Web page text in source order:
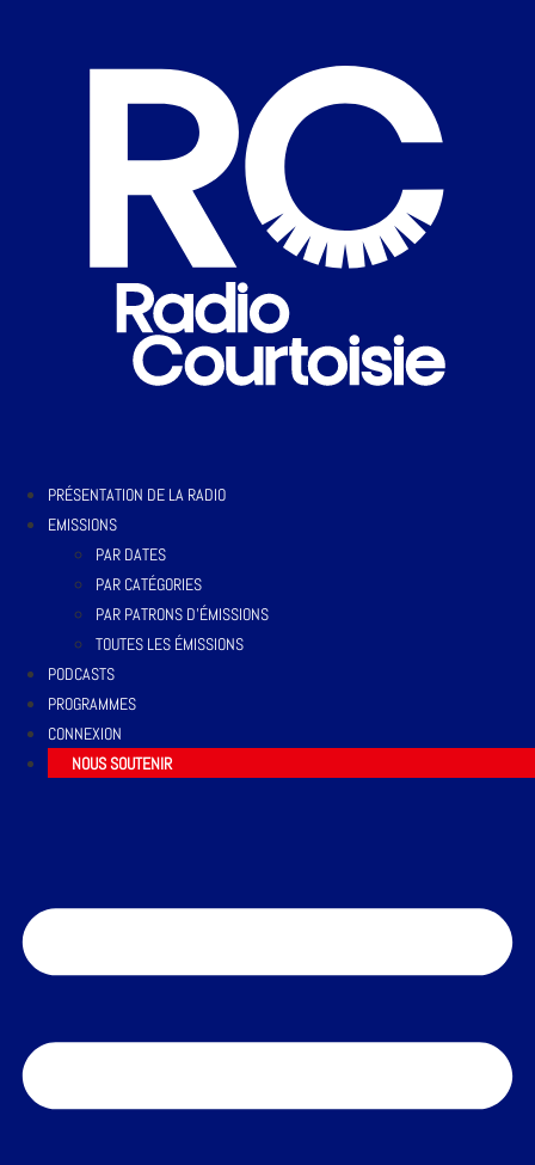
PRÉSENTATION DE LA RADIO
EMISSIONS
PAR DATES
PAR CATÉGORIES
PAR PATRONS D’ÉMISSIONS
TOUTES LES ÉMISSIONS
PODCASTS
PROGRAMMES
CONNEXION
NOUS SOUTENIR